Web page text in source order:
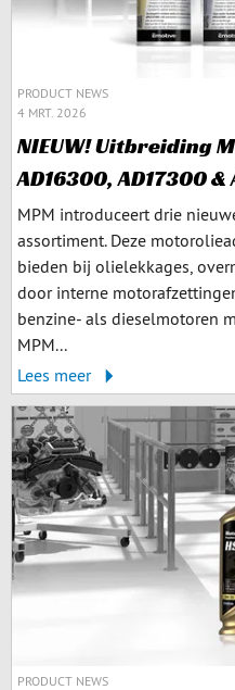
PRODUCT NEWS
4 MRT. 2026
NIEUW! Uitbreiding
AD16300, AD17300 &
MPM introduceert drie
assortiment. Deze
bieden bij olielekkages,
door interne
benzine- als dieselmotoren
MPM...
Lees meer
PRODUCT NEWS